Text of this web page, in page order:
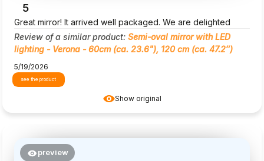
Show original
5
Great mirror! It arrived well packaged. We are delighted
Review of a similar product: Semi-oval mirror with LED
lighting - Verona - 60cm (ca. 23.6"), 120 cm (ca. 47.2″)
5/19/2026
see the product
preview